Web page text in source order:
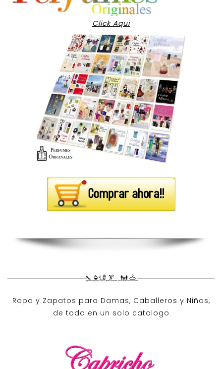
Click Aqui
Ropa y Zapatos para Damas, Caballeros y Niños,
de todo en un solo catalogo